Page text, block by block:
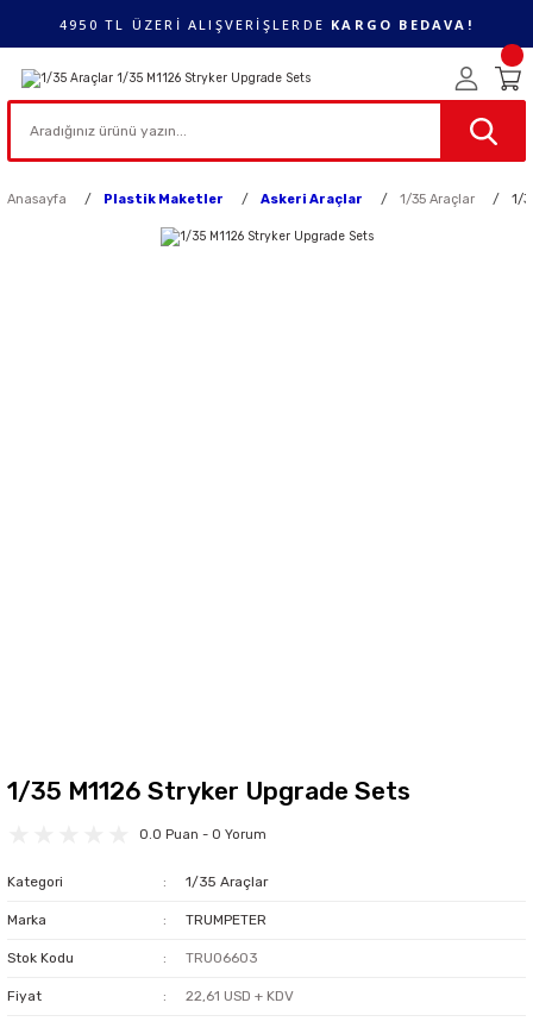
4950 TL ÜZERİ ALIŞVERİŞLERDE KARGO BEDAVA!
Anasayfa Plastik Maketler Askeri Araçlar 1/35 Araçlar 1/
1/35 M1126 Stryker Upgrade Sets
0.0 Puan - 0 Yorum
Kategori 1/35 Araçlar
Marka TRUMPETER
Stok Kodu TRU06603
Fiyat 22,61 USD + KDV